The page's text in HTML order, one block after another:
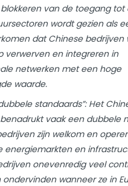
van de toegang tot
wordt gezien als
dat Chinese bedrijven
verwerven en integreren in
netwerken met een hoge
waarde.
standaards”: Het
vaak een dubbele
zijn welkom en
energiemarkten en
onevenredig veel
ondervinden wanneer ze in